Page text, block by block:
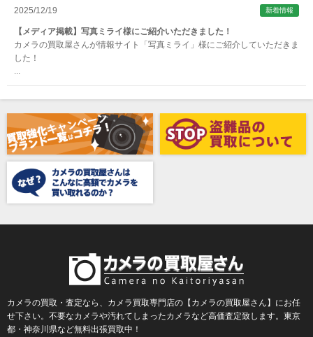
ATOMOS（アトモス）
erg（エルグ）
AVENON（アベノン）
Awagami Factory（アワガミファクトリー）
Belkin（ベルキン）
Bencini（ベンチーニ）
BENRO（ベンロ）
BERGEON（ベルジョン）
Blackmagic Design（ブラックマジックデザイン）
BLACKRAPID （ブラックラピッド）
BLaKPIXEL（ブラックピクセル）
Bokkeh（ボケ）
2025/12/19 新着情報
【メディア掲載】写真ミライ様にご紹介いただきました！
カメラの買取屋さんが情報サイト「写真ミライ」様にご紹介していただきま
した！
カメラの買取・査定なら、カメラ買取専門店の【カメラの買取屋さん】にお任
せ下さい。不要なカメラや汚れてしまったカメラなど高価査定致します。東京
都・神奈川県など無料出張買取中！